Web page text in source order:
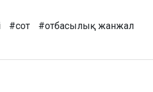
#сот
#отбасылық жанжал